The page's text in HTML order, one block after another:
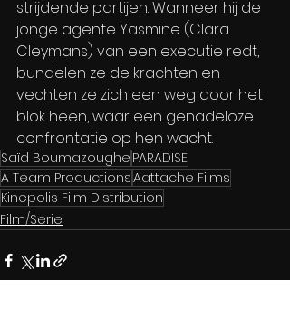
strijdende partijen. Wanneer hij de
jonge agente Yasmine (Clara
Cleymans) van een executie redt,
bundelen ze de krachten en
vechten ze zich een weg door het
blok heen, waar een genadeloze
confrontatie op hen wacht.
Saïd Boumazoughe PARADISE
A Team ProductionsAattache Films
Kinepolis Film Distribution
Film/Serie